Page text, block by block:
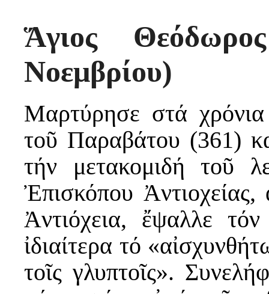
Ἅγιος
Νοεμβρίου)
Μαρτύρησε στά
τοῦ Παραβάτου (361)
τήν μετακομιδή τοῦ
Ἐπισκόπου
Ἀντιόχεια, ἔψαλλε
ἰδιαίτερα τό
τοῖς γλυπτοῖς».